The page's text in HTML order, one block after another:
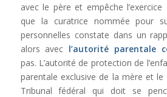
avec le père et empêche
que la curatrice nommée pour
personnelles constate dans un
alors avec l’autorité parentale
pas. L’autorité de protection de
parentale exclusive de la mère et le
Tribunal fédéral qui doit se